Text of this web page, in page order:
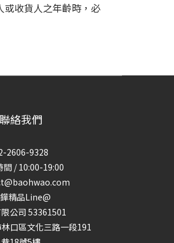
或收貨人之年齡時，必
聯絡我們
2606-9328
間 / 10:00-19:00
精品Line@
公司 53361501
口區文化三路一段191